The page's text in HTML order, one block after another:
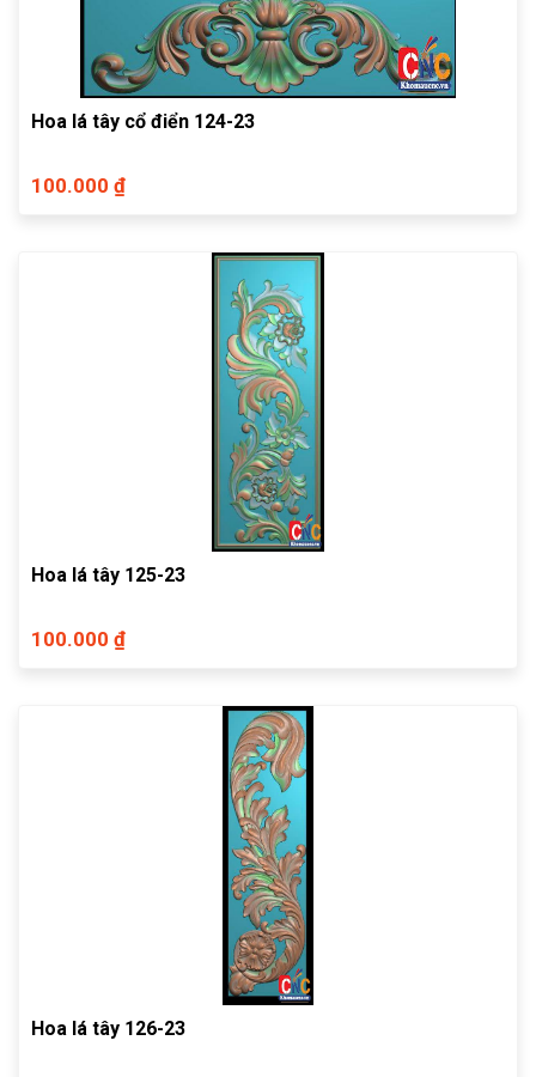
Hoa lá tây cổ điển 124-23
100.000 ₫
Hoa lá tây 125-23
100.000 ₫
Hoa lá tây 126-23